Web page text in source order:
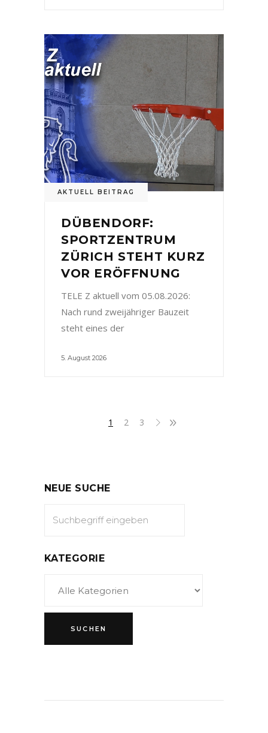
AKTUELL BEITRAG
DÜBENDORF:
SPORTZENTRUM
ZÜRICH STEHT KURZ
VOR ERÖFFNUNG
TELE Z aktuell vom 05.08.2026:
Nach rund zweijähriger Bauzeit
steht eines der
5. August 2026
1 2 3
NEUE SUCHE
KATEGORIE